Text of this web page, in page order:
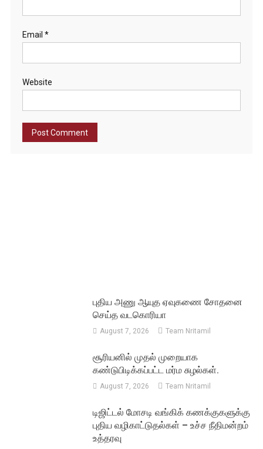
Email *
Website
புதிய அணு ஆயுத ஏவுகணை சோதனை
செய்த வடகொரியா
August 7, 2026 Team Nritamil
சூரியனில் முதல் முறையாக
கண்டுபிடிக்கப்பட்ட மர்ம சுழல்கள்.
August 7, 2026 Team Nritamil
டிஜிட்டல் மோசடி வங்கிக் கணக்குகளுக்கு
புதிய வழிகாட்டுதல்கள் – உச்ச நீதிமன்றம்
உத்தரவு